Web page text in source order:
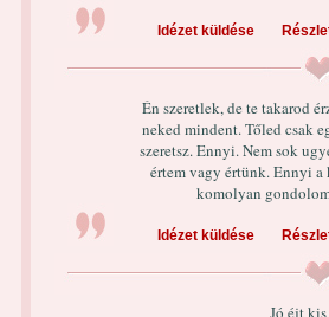
Idézet küldése
Én szeretlek, de te takarod
neked mindent. Tőled csak
szeretsz. Ennyi. Nem sok
értem vagy értünk. Ennyi a
komolyan
Idézet küldése
Jó éjt